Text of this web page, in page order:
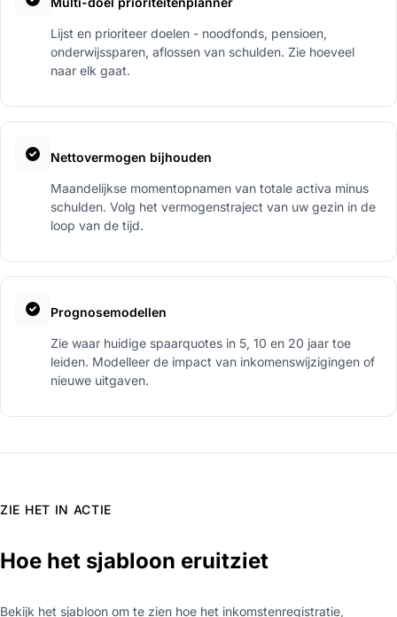
Lijst en prioriteer doelen - noodfonds, pensioen,
onderwijssparen, aflossen van schulden. Zie hoeveel
naar elk gaat.
Nettovermogen bijhouden
Maandelijkse momentopnamen van totale activa minus
schulden. Volg het vermogenstraject van uw gezin in de
loop van de tijd.
Prognosemodellen
Zie waar huidige spaarquotes in 5, 10 en 20 jaar toe
leiden. Modelleer de impact van inkomenswijzigingen of
nieuwe uitgaven.
ZIE HET IN ACTIE
Hoe het sjabloon eruitziet
Bekijk het sjabloon om te zien hoe het inkomstenregistratie,